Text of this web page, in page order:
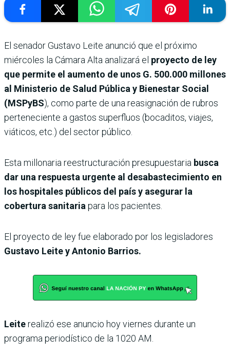
El senador Gustavo Leite anunció que el próximo
miércoles la Cámara Alta analizará el proyecto de ley
que permite el aumento de unos G. 500.000 millones
al Ministerio de Salud Pública y Bienestar Social
(MSPyBS), como parte de una reasignación de rubros
perteneciente a gastos superfluos (bocaditos, viajes,
viáticos, etc.) del sector público.
Esta millonaria reestructuración presupuestaria busca
dar una respuesta urgente al desabastecimiento en
los hospitales públicos del país y asegurar la
cobertura sanitariapara los pacientes.
El proyecto de ley fue elaborado por los legisladores
Gustavo Leite y Antonio Barrios.
Leiterealizó ese anuncio hoy viernes durante un
programa periodístico de la 1020 AM.